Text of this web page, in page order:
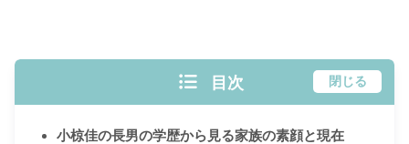
目次 閉じる
小椋佳の長男の学歴から見る家族の素顔と現在